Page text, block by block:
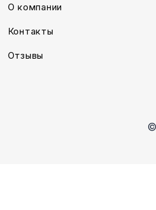
О компании
Контакты
Отзывы